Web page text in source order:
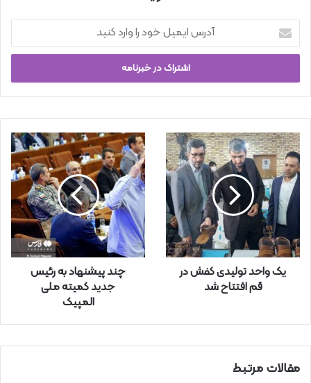
ر
ا
ی
ل
خ
و
د
ا
ر
یک واحد تولیدی کفش در
قم افتتاح شد
چند پیشنهاد به رئیس
جدید کمیته ملی
المپیک
مقالات مرتبط